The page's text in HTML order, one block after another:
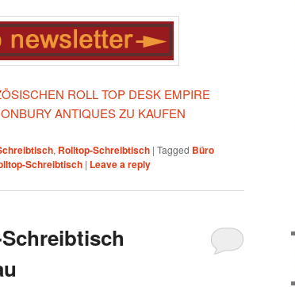
ROLL TOP DESK EMPIRE
ANTIQUES ZU KAUFEN
, Rolltop-Schreibtisch | Tagged Büro
Schreibtisch | Leave a reply